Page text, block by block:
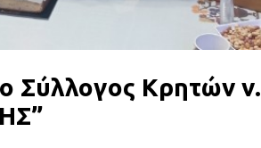
ο Σύλλογος Κρητών ν.